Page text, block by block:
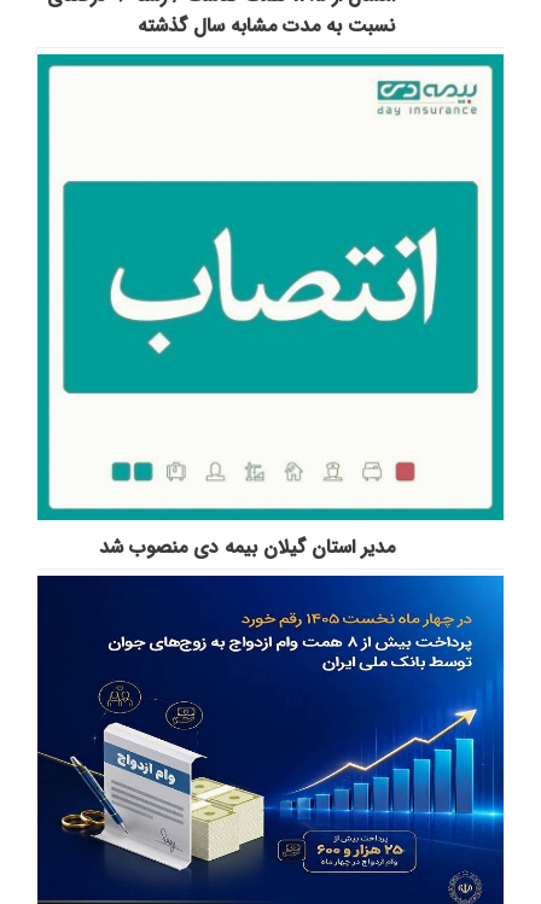
نسبت به مدت مشابه سال گذشته
مدیر استان گیلان بیمه دی منصوب شد